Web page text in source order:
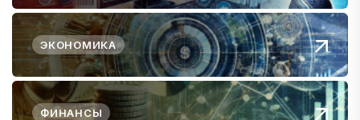
ЭКОНОМИКА
ФИНАНСЫ